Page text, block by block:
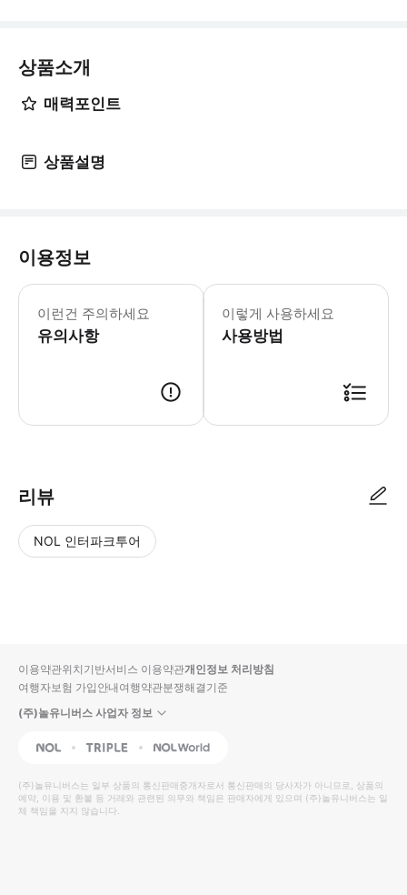
상품소개
매력포인트
상품설명
이용정보
이런건 주의하세요
유의사항
숏오버 제트 보트 탑승 & 무료 교통편
이렇게 사용하세요
사용방법
리뷰
NOL 인터파크투어
입니
다.
높
은
순
동
영
상
순
상
이용약관위치기반서비스 이용약관개인정보 처리방침
여행자보험 가입안내여행약관분쟁해결기준
(주)놀유니버스 사업자 정보
NOL Triple Interpark Global
(주)놀유니버스는 일부 상품의 통신판매중개자로서 통신판매의 당사자가 아니므로, 상품의
예약, 이용 및 환불 등 거래와 관련된 의무와 책임은 판매자에게 있으며 (주)놀유니버스는 일
체 책임을 지지 않습니다.